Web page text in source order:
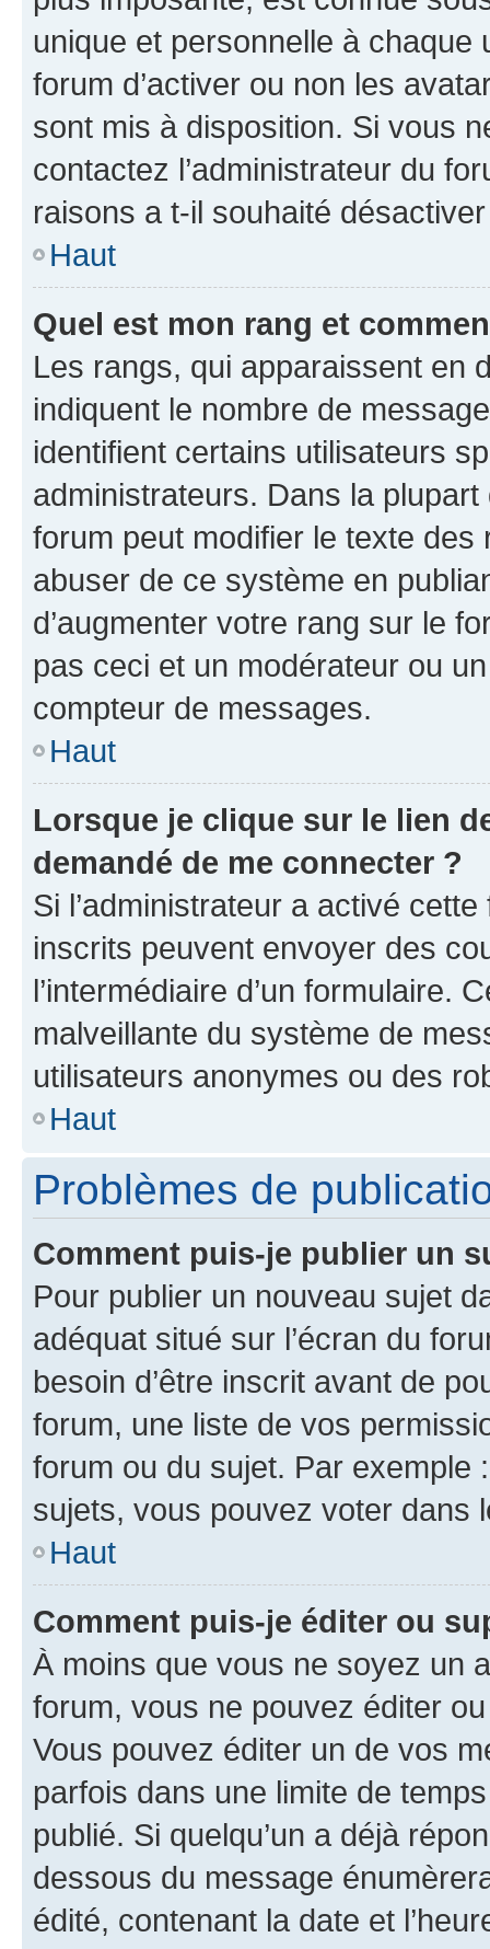
unique et personnelle à chaque
forum d’activer ou non les
sont mis à disposition. Si vous
contactez l’administrateur du
raisons a t-il souhaité
Haut
Quel est mon rang et
Les rangs, qui apparaissent en
indiquent le nombre de
identifient certains utilisateurs
administrateurs. Dans la
forum peut modifier le texte
abuser de ce système en
d’augmenter votre rang sur le
pas ceci et un modérateur ou
compteur de messages.
Haut
Lorsque je clique sur le lien
demandé de me connecter ?
Si l’administrateur a activé
inscrits peuvent envoyer des
l’intermédiaire d’un formulaire.
malveillante du système de
utilisateurs anonymes ou des
Haut
Problèmes de
Comment puis-je publier un
Pour publier un nouveau sujet
adéquat situé sur l’écran du
besoin d’être inscrit avant de
forum, une liste de vos
forum ou du sujet. Par exemple
sujets, vous pouvez voter dans
Haut
Comment puis-je éditer ou
À moins que vous ne soyez un
forum, vous ne pouvez éditer
Vous pouvez éditer un de vos
parfois dans une limite de
publié. Si quelqu’un a déjà
dessous du message
édité, contenant la date et